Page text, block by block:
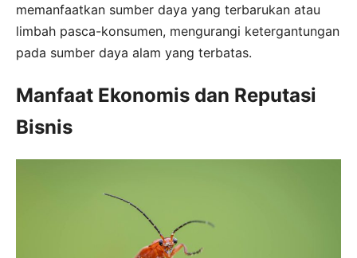
memanfaatkan sumber daya yang terbarukan atau
limbah pasca-konsumen, mengurangi ketergantungan
pada sumber daya alam yang terbatas.
Manfaat Ekonomis dan Reputasi
Bisnis